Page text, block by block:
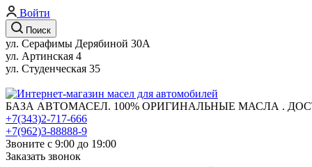
Войти
Поиск
ул. Серафимы Дерябиной 30А
ул. Артинская 4
ул. Студенческая 35
БАЗА АВТОМАСЕЛ. 100% ОРИГИНАЛЬНЫЕ МАСЛА .
+7(343)2-717-666
+7(962)3-88888-9
Звоните с 9:00 до 19:00
Заказать звонок